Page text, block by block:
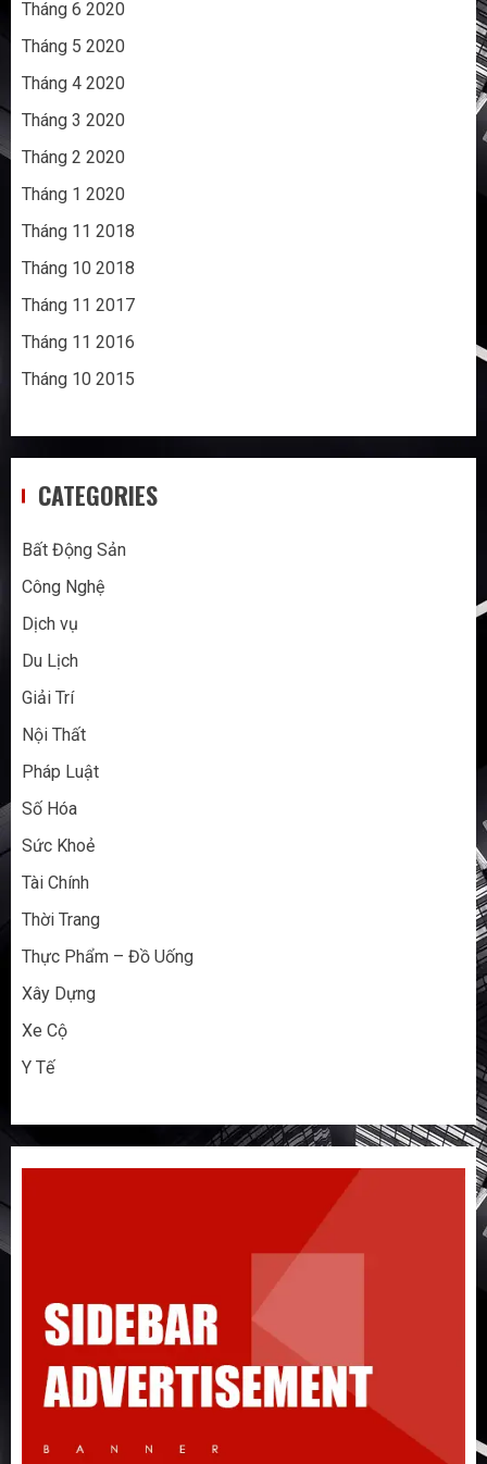
Tháng 6 2020
Tháng 5 2020
Tháng 4 2020
Tháng 3 2020
Tháng 2 2020
Tháng 1 2020
Tháng 11 2018
Tháng 10 2018
Tháng 11 2017
Tháng 11 2016
Tháng 10 2015
CATEGORIES
Bất Động Sản
Công Nghệ
Dịch vụ
Du Lịch
Giải Trí
Nội Thất
Pháp Luật
Số Hóa
Sức Khoẻ
Tài Chính
Thời Trang
Thực Phẩm – Đồ Uống
Xây Dựng
Xe Cộ
Y Tế
Đừng nhập hàng Taobao nếu bạn chưa
biết 5 điều này!